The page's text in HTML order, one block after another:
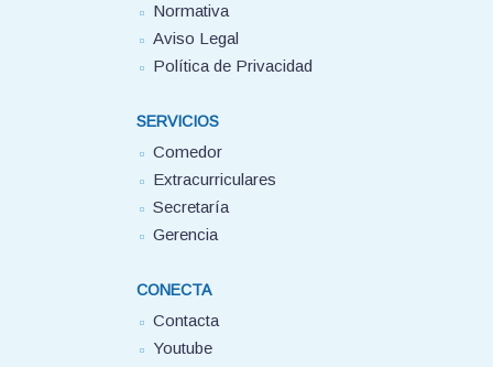
Normativa
Aviso Legal
Política de Privacidad
SERVICIOS
Comedor
Extracurriculares
Secretaría
Gerencia
CONECTA
Contacta
Youtube